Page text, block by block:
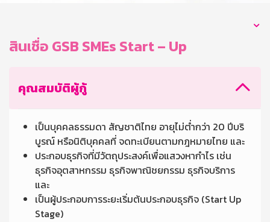
สินเชื่อ GSB SMEs Start – Up
คุณสมบัติผู้กู้
เป็นบุคคลธรรมดา สัญชาติไทย อายุไม่ต่ำกว่า 20 ปีบริ
บูรณ์ หรือนิติบุคคลที่ จดทะเบียนตามกฎหมายไทย และ
ประกอบธุรกิจที่มีวัตถุประสงค์เพื่อแสวงหากำไร เช่น
ธุรกิจอุตสาหกรรม ธุรกิจพาณิชยกรรม ธุรกิจบริการ
และ
เป็นผู้ประกอบการระยะเริ่มต้นประกอบธุรกิจ (Start Up
Stage)